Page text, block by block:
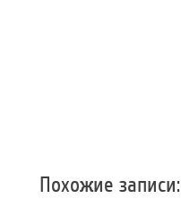
Похожие записи: